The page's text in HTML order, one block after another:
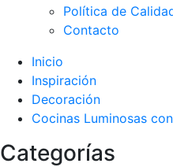
Política de
Contacto
Inicio
Inspiración
Decoración
Cocinas Luminosas
Categorías